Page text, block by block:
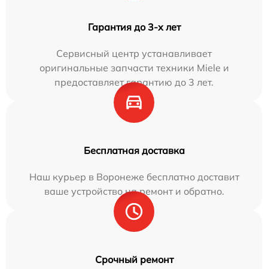
Гарантия до 3-х лет
Сервисный центр устанавливает
оригинальные запчасти техники Miele и
предоставляет гарантию до 3 лет.
Бесплатная доставка
Наш курьер в Воронеже бесплатно доставит
ваше устройство на ремонт и обратно.
Срочный ремонт